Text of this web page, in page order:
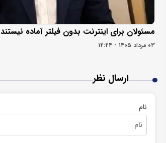
مسئولان برای اینترنت بدون فیلتر آماده نیستند
۰۳ مرداد ۱۴۰۵ - ۱۲:۲۴
ارسال نظر
نام